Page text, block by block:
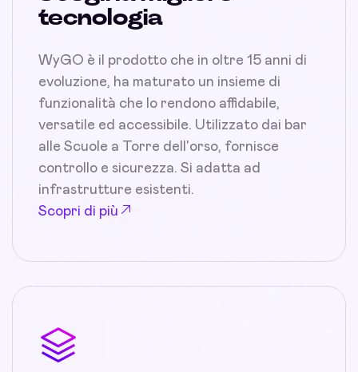
tecnologia
WyGO è il prodotto che in oltre 15 anni di
evoluzione, ha maturato un insieme di
funzionalità che lo rendono affidabile,
versatile ed accessibile. Utilizzato dai bar
alle Scuole a Torre dell'orso, fornisce
controllo e sicurezza. Si adatta ad
infrastrutture esistenti.
Scopri di più